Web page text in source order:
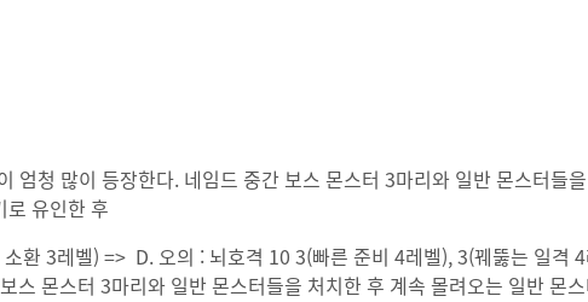
엄청 많이 등장한다. 네임드 중간 보스 몬스터 3마리와 일반 몬스터들을
로 유인한 후
환 3레벨) => D. 오의 : 뇌호격 10 3(빠른 준비 4레벨), 3(꿰뚫는 일격
스 몬스터 3마리와 일반 몬스터들을 처치한 후 계속 몰려오는 일반 몬